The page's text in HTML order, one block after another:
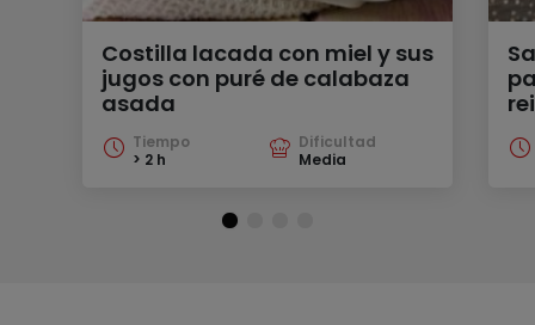
Costilla lacada con miel y sus
jugos con puré de calabaza
asada
Tiempo
> 2 h
Dificultad
Media